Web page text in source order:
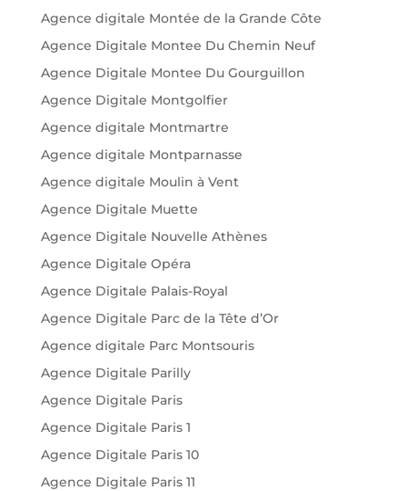
Agence digitale Montée de la Grande Côte
Agence Digitale Montee Du Chemin Neuf
Agence Digitale Montee Du Gourguillon
Agence Digitale Montgolfier
Agence digitale Montmartre
Agence digitale Montparnasse
Agence digitale Moulin à Vent
Agence Digitale Muette
Agence Digitale Nouvelle Athènes
Agence Digitale Opéra
Agence Digitale Palais-Royal
Agence Digitale Parc de la Tête d’Or
Agence digitale Parc Montsouris
Agence Digitale Parilly
Agence Digitale Paris
Agence Digitale Paris 1
Agence Digitale Paris 10
Agence Digitale Paris 11